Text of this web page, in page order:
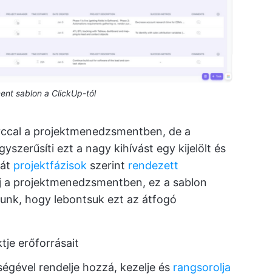
sablon a ClickUp-tól
a projektmenedzsmentben, de a
ezt a nagy kihívást egy kijelölt és
projektfázisok szerint rendezett
a projektmenedzsmentben, ez a sablon
hogy lebontsuk ezt az átfogó
erőforrásait
rendelje hozzá, kezelje és rangsorolja